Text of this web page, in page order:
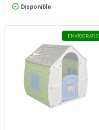
Disponible
ENVÍOGRATIS